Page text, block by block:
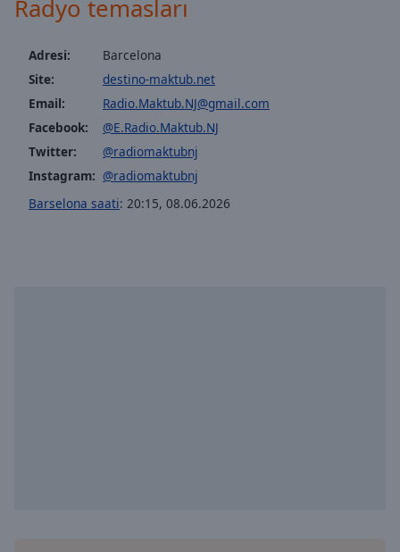
Radyo temasları
Adresi:
Barcelona
Site:
destino-maktub.net
Email:
Radio.Maktub.NJ@gmail.com
Facebook:
@E.Radio.Maktub.NJ
Twitter:
@radiomaktubnj
Instagram: @radiomaktubnj
Barselona saati: 20:15, 08.06.2026